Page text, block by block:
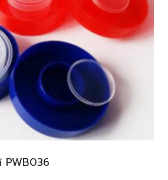
PWB036